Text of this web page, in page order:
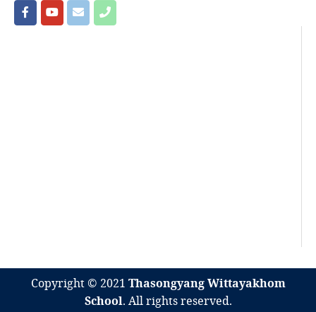
Copyright © 2021 Thasongyang Wittayakhom
School. All rights reserved.